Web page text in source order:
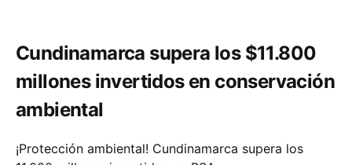
Cundinamarca supera los $11.800
millones invertidos en conservación
ambiental
¡Protección ambiental! Cundinamarca supera los